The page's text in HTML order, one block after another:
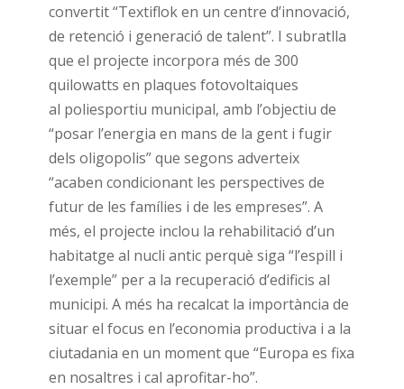
convertit “Textiflok en un centre d’innovació,
de retenció i generació de talent”. I subratlla
que el projecte incorpora més de 300
quilowatts en plaques fotovoltaiques
al poliesportiu municipal, amb l’objectiu de
“posar l’energia en mans de la gent i fugir
dels oligopolis” que segons adverteix
“acaben condicionant les perspectives de
futur de les famílies i de les empreses”. A
més, el projecte inclou la rehabilitació d’un
habitatge al nucli antic perquè siga “l’espill i
l’exemple” per a la recuperació d’edificis al
municipi. A més ha recalcat la importància de
situar el focus en l’economia productiva i a la
ciutadania en un moment que “Europa es fixa
en nosaltres i cal aprofitar-ho”.